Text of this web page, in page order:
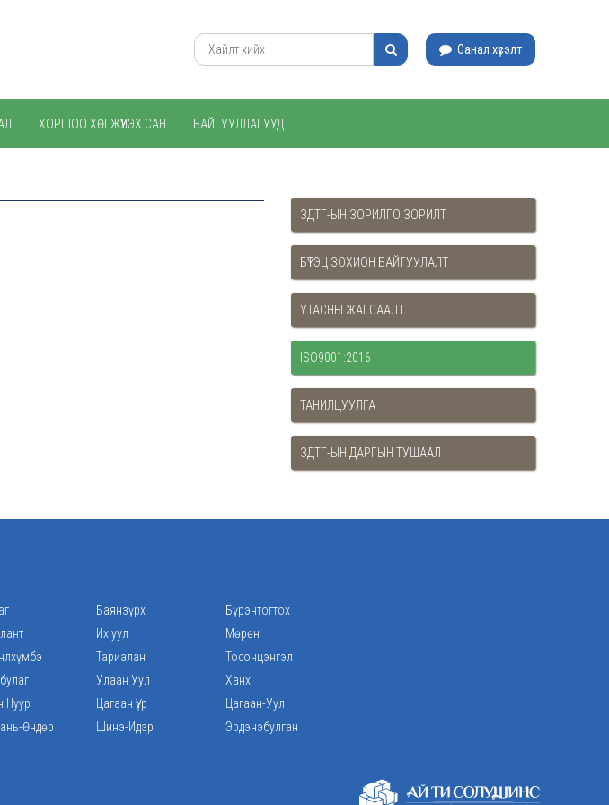
Санал хүсэлт
ХОРШОО ХӨГЖҮҮЛЭХ САН БАЙГУУЛЛАГУУД
ЗДТГ-ЫН ЗОРИЛГО,ЗОРИЛТ
БҮТЭЦ ЗОХИОН БАЙГУУЛАЛТ
УТАСНЫ ЖАГСААЛТ
ISO9001:2016
ТАНИЛЦУУЛГА
ЗДТГ-ЫН ДАРГЫН ТУШААЛ
Баянзүрх
Бүрэнтогтох
Их уул
Мөрөн
Тариалан
Тосонцэнгэл
Улаан Уул
Ханх
Нуур Цагаан Үүр
Цагаан-Уул
Өндөр Шинэ-Идэр Эрдэнэбулган